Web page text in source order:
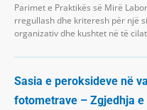
Parimet e Praktikës së Mirë
rregullash dhe kriteresh për një
organizativ dhe kushtet në të
Sasia e peroksideve në
fotometrave – Zgjedhja